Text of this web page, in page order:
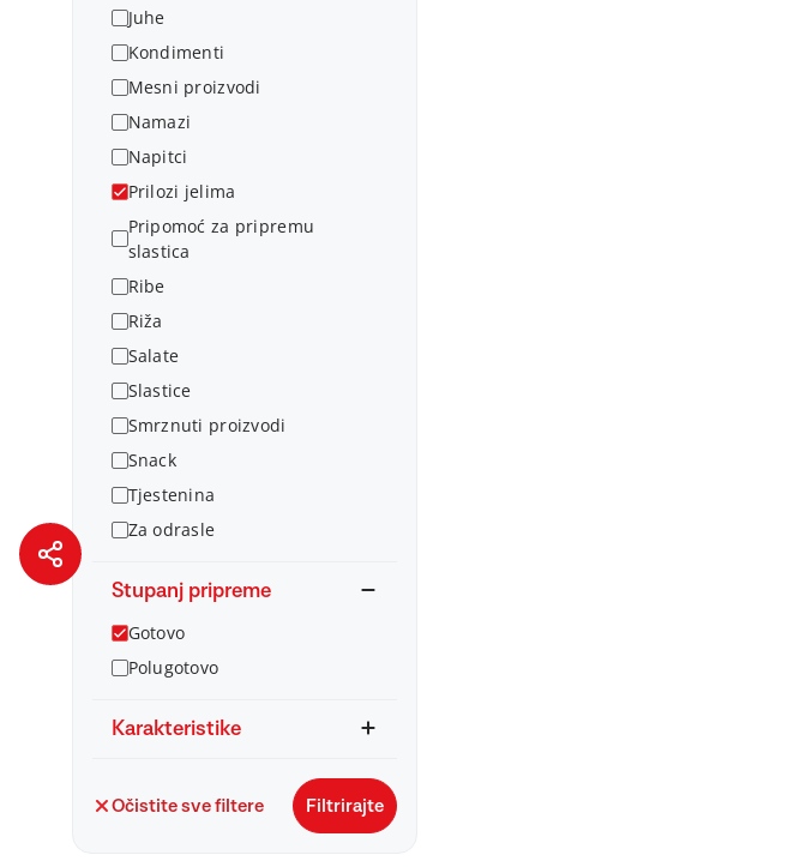
Juhe
Kondimenti
Mesni proizvodi
Namazi
Napitci
Prilozi jelima
Pripomoć za pripremu
slastica
Ribe
Riža
Salate
Slastice
Smrznuti proizvodi
Snack
Tjestenina
Za odrasle
Stupanj pripreme
Gotovo
Polugotovo
Karakteristike
Očistite sve filtere Filtrirajte